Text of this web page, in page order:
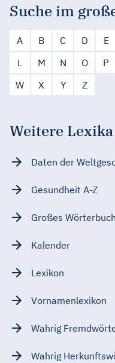
Suche im
A B C D E
L
M N O P
W
X Y Z
Weitere Lexika
Daten der
Gesundheit A-Z
Großes
Kalender
Lexikon
Vornamenlexikon
Wahrig
Wahrig